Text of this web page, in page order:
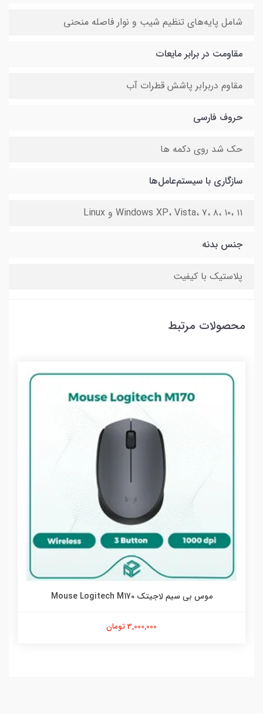
شامل پایه‌های تنظیم شیب و نوار فاصله منحنی
مقاومت در برابر مایعات
مقاوم دربرابر پاشش قطرات آب
حروف فارسی
حک شد روی دکمه ها
سازگاری با سیستم‌عامل‌ها
Windows XP، Vista، ۷، ۸، ۱۰، ۱۱ و Linux
جنس بدنه
پلاستیک با کیفیت
محصولات مرتبط
موس بی سیم لاجیتک Mouse Logitech M170
3,000,000 تومان